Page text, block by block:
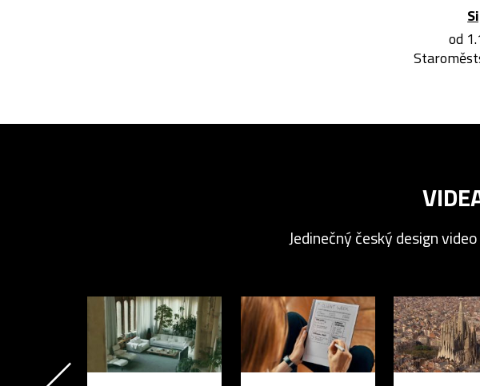
od
Jedinečný český design